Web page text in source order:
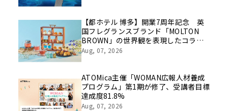
【都ホテル 博多】開業7周年記念 英
国フレグランスブランド「MOLTON
BROWN」の世界観を表現したコラボ
レーションアフタヌーンティーを販売
Aug, 07, 2026
ATOMica主催「WOMAN広報人材養成
プログラム」第1期が修了、受講者目標
達成度81.8%
Aug, 07, 2026